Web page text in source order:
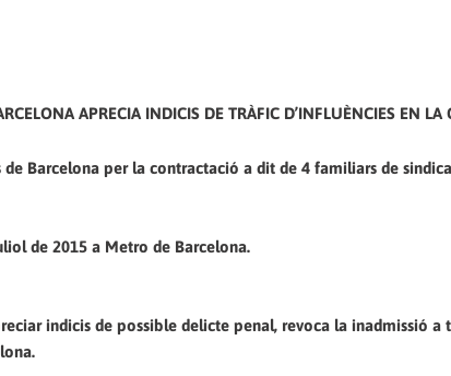
APRECIA INDICIS DE TRÀFIC D’INFLUÈNCIES EN
Barcelona per la contractació a dit de 4 familiars de
de 2015 a Metro de Barcelona.
indicis de possible delicte penal, revoca la inadmissió a